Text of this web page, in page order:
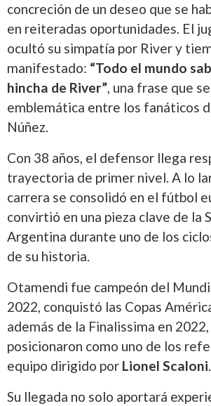
concreción de un deseo que se
en reiteradas oportunidades. El
ocultó su simpatía por River y
manifestado: “Todo el mundo
hincha de River”, una frase que
emblemática entre los fanáticos
Núñez.
Con 38 años, el defensor llega
trayectoria de primer nivel. A lo
carrera se consolidó en el fútbol
convirtió en una pieza clave de la
Argentina durante uno de los
de su historia.
Otamendi fue campeón del
2022, conquistó las Copas
además de la Finalissima en
posicionaron como uno de los
equipo dirigido por Lionel Scaloni.
Su llegada no solo aportará